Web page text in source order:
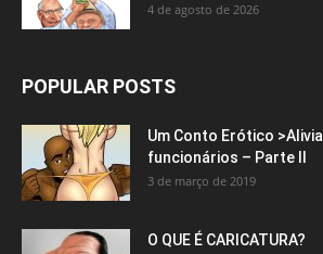
4 de agosto de 2026
POPULAR POSTS
Um Conto Erótico
funcionários – Parte II
3 de março de 2019
O QUE É CARICATURA?